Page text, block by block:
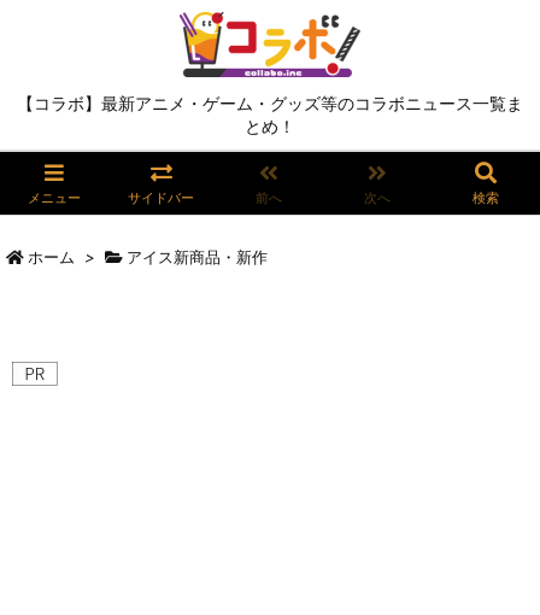
【コラボ】最新アニメ・ゲーム・グッズ等のコラボニュース一覧ま
とめ！
メニュー サイドバー 前へ 次へ 検索
ホーム > アイス新商品・新作